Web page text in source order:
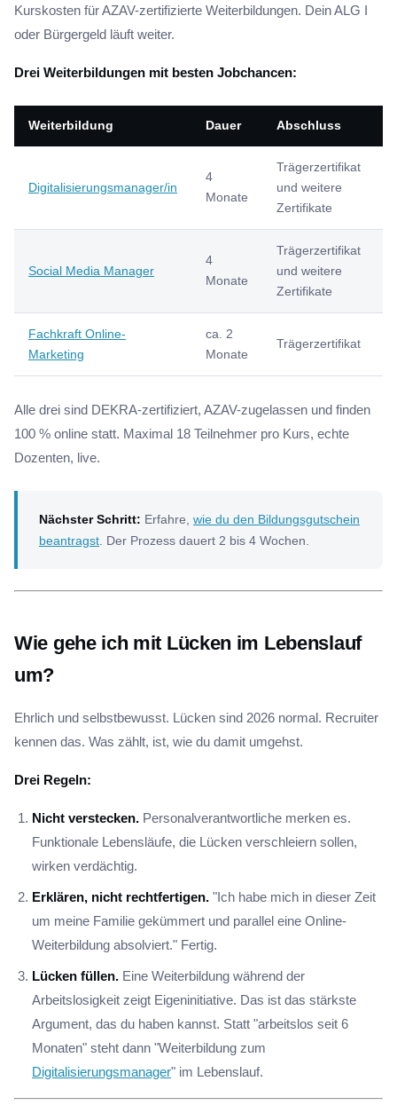
Kurskosten für AZAV-zertifizierte Weiterbildungen. Dein ALG I
oder Bürgergeld läuft weiter.
Drei Weiterbildungen mit besten Jobchancen:
Weiterbildung Dauer Abschluss
Digitalisierungsmanager/in
4
Monate
Trägerzertifikat
und weitere
Zertifikate
Social Media Manager
4
Monate
Trägerzertifikat
und weitere
Zertifikate
Fachkraft Online-
Marketing
ca. 2
Monate
Trägerzertifikat
Alle drei sind DEKRA-zertifiziert, AZAV-zugelassen und finden
100 % online statt. Maximal 18 Teilnehmer pro Kurs, echte
Dozenten, live.
Nächster Schritt: Erfahre, wie du den Bildungsgutschein
beantragst . Der Prozess dauert 2 bis 4 Wochen.
Wie gehe ich mit Lücken im Lebenslauf
um?
Ehrlich und selbstbewusst. Lücken sind 2026 normal. Recruiter
kennen das. Was zählt, ist, wie du damit umgehst.
Drei Regeln:
Nicht verstecken. Personalverantwortliche merken es.
Funktionale Lebensläufe, die Lücken verschleiern sollen,
wirken verdächtig.
Erklären, nicht rechtfertigen. "Ich habe mich in dieser Zeit
um meine Familie gekümmert und parallel eine Online-
Weiterbildung absolviert." Fertig.
Lücken füllen. Eine Weiterbildung während der
Arbeitslosigkeit zeigt Eigeninitiative. Das ist das stärkste
Argument, das du haben kannst. Statt "arbeitslos seit 6
Monaten" steht dann "Weiterbildung zum
Digitalisierungsmanager" im Lebenslauf.